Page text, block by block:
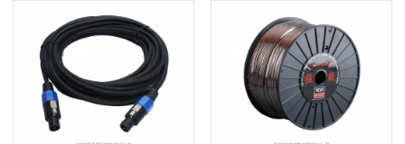
叭